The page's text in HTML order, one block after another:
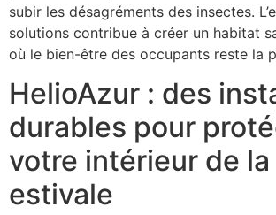
subir les désagréments des insectes.
solutions contribue à créer un habitat
où le bien-être des occupants reste la
HelioAzur : des
durables pour
votre intérieur de
estivale